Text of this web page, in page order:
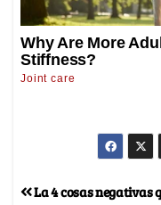
La 4 cosas negativas